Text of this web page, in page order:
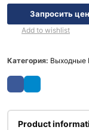
Запросить
Add to wishlist
Категория: Выходные
Product